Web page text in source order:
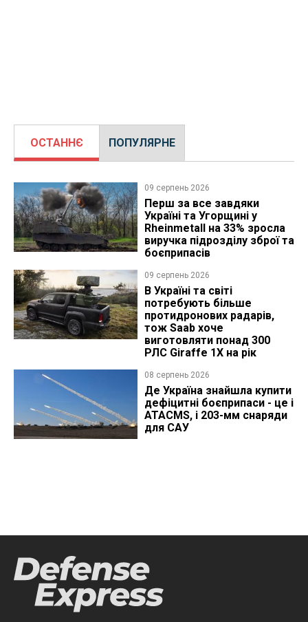
ОСТАННЄ ПОПУЛЯРНЕ
09 серпень 2026
Перш за все завдяки
Україні та Угорщині у
Rheinmetall на 33% зросла
виручка підрозділу зброї та
боєприпасів
09 серпень 2026
В Україні та світі
потребують більше
протидронових радарів,
тож Saab хоче
виготовляти понад 300
РЛС Giraffe 1X на рік
08 серпень 2026
Де Україна знайшла купити
дефіцитні боєприпаси - це і
ATACMS, і 203-мм снаряди
для САУ